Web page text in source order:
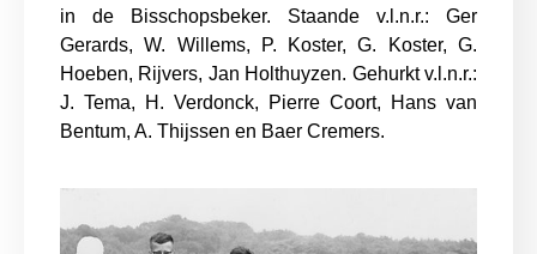
in de Bisschopsbeker. Staande v.l.n.r.: Ger
Gerards, W. Willems, P. Koster, G. Koster, G.
Hoeben, Rijvers, Jan Holthuyzen. Gehurkt v.l.n.r.:
J. Tema, H. Verdonck, Pierre Coort, Hans van
Bentum, A. Thijssen en Baer Cremers.